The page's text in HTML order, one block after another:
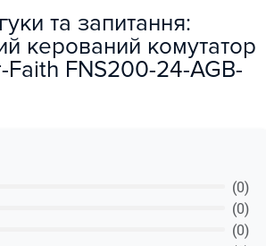
та запитання:
керований комутатор
Faith FNS200-24-AGB-
(0)
(0)
(0)